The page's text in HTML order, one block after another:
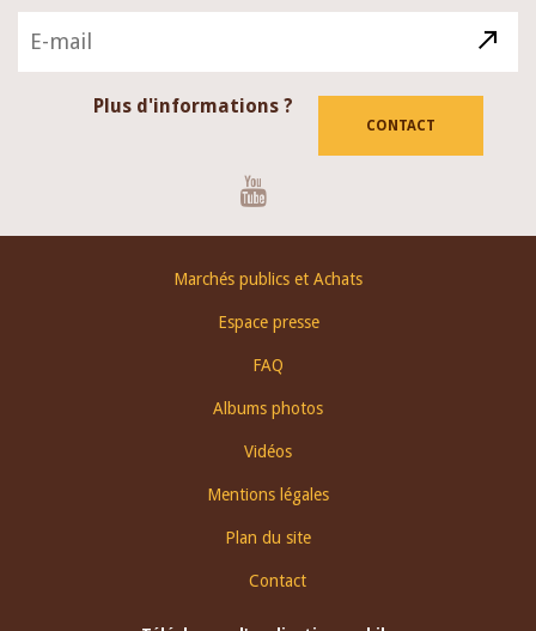
Plus d'informations ?
CONTACT
Marchés publics et Achats
Espace presse
FAQ
Albums photos
Vidéos
Mentions légales
Plan du site
Contact